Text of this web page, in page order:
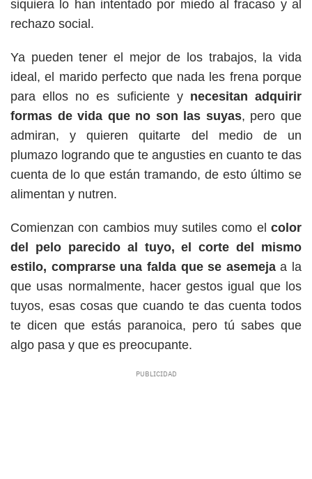
siquiera lo han intentado por miedo al fracaso y al
rechazo social.
Ya pueden tener el mejor de los trabajos, la vida
ideal, el marido perfecto que nada les frena porque
para ellos no es suficiente y necesitan adquirir
formas de vida que no son las suyas, pero que
admiran, y quieren quitarte del medio de un
plumazo logrando que te angusties en cuanto te das
cuenta de lo que están tramando, de esto último se
alimentan y nutren.
Comienzan con cambios muy sutiles como el color
del pelo parecido al tuyo, el corte del mismo
estilo, comprarse una falda que se asemejaa la
que usas normalmente, hacer gestos igual que los
tuyos, esas cosas que cuando te das cuenta todos
te dicen que estás paranoica, pero tú sabes que
algo pasa y que es preocupante.